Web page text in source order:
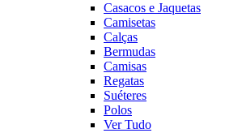
Casacos e Jaquetas
Camisetas
Calças
Bermudas
Camisas
Regatas
Suéteres
Polos
Ver Tudo